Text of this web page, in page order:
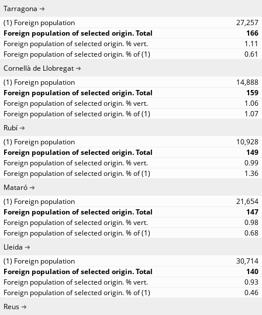
Tarragona
27,257
166
1.11
0.61
Cornellà de Llobregat
14,888
159
1.06
1.07
Rubí
10,928
149
0.99
1.36
Mataró
21,654
147
0.98
0.68
Lleida
30,714
140
0.93
0.46
Reus